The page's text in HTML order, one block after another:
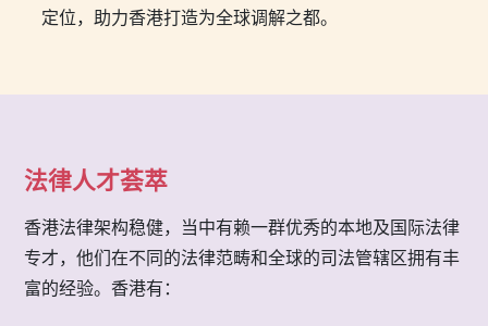
定位，助力香港打造为全球调解之都。
法律人才荟萃
香港法律架构稳健，当中有赖一群优秀的本地及国际法律
专才，他们在不同的法律范畴和全球的司法管辖区拥有丰
富的经验。香港有：